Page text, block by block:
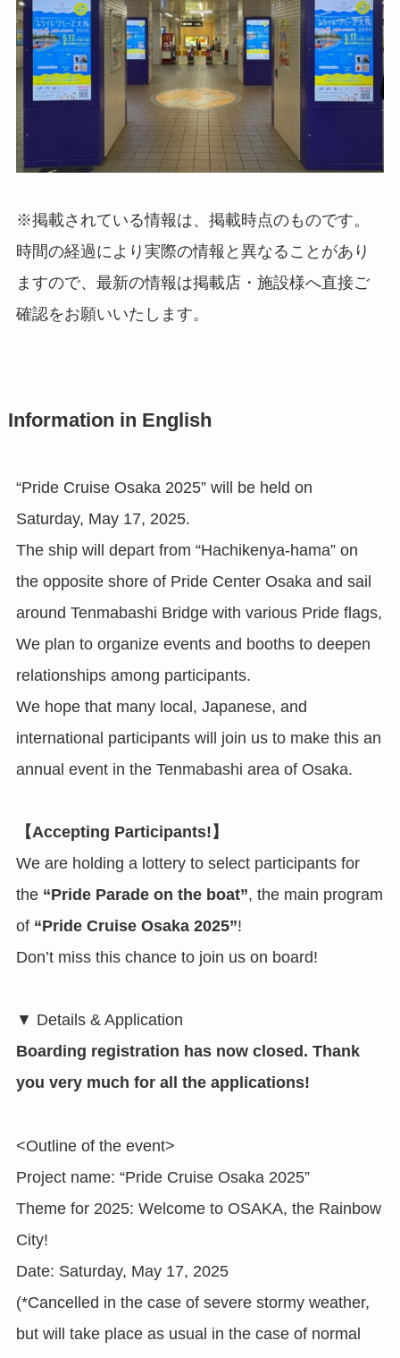
※掲載されている情報は、掲載時点のものです。
時間の経過により実際の情報と異なることがあり
ますので、最新の情報は掲載店・施設様へ直接ご
確認をお願いいたします。
Information in English
“Pride Cruise Osaka 2025” will be held on
Saturday, May 17, 2025.
The ship will depart from “Hachikenya-hama” on
the opposite shore of Pride Center Osaka and sail
around Tenmabashi Bridge with various Pride flags,
We plan to organize events and booths to deepen
relationships among participants.
We hope that many local, Japanese, and
international participants will join us to make this an
annual event in the Tenmabashi area of Osaka.
【Accepting Participants!】
We are holding a lottery to select participants for
the “Pride Parade on the boat”, the main program
of “Pride Cruise Osaka 2025”!
Don’t miss this chance to join us on board!
▼ Details & Application
Boarding registration has now closed. Thank
you very much for all the applications!
<Outline of the event>
Project name: “Pride Cruise Osaka 2025”
Theme for 2025: Welcome to OSAKA, the Rainbow
City!
Date: Saturday, May 17, 2025
(*Cancelled in the case of severe stormy weather,
but will take place as usual in the case of normal